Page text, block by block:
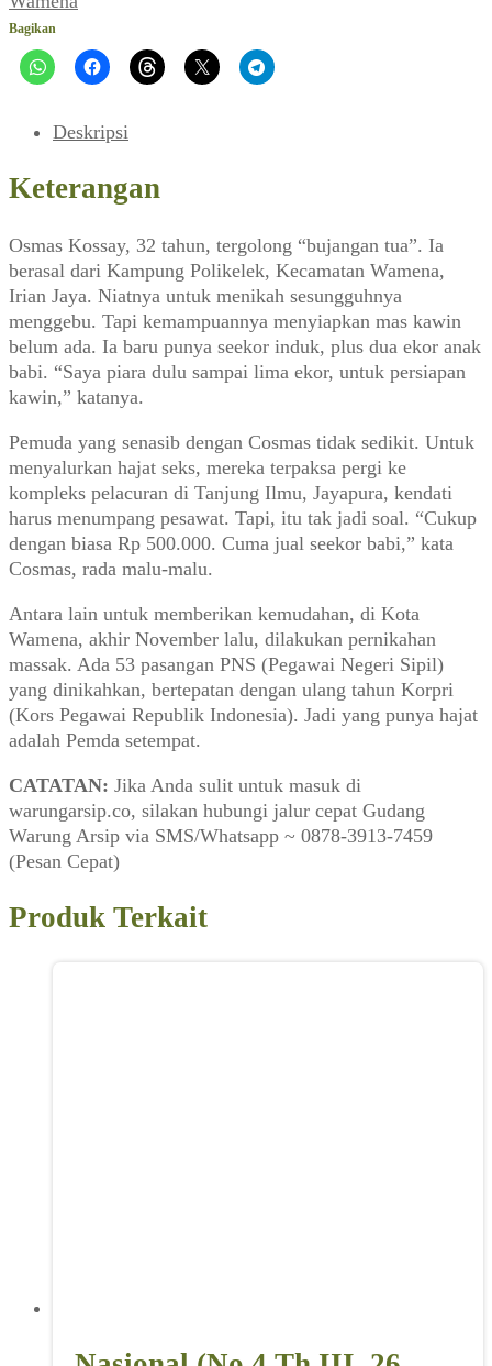
di
Papua
(GATRA_No.
1997)
Bagikan
Deskripsi
Keterangan
Osmas Kossay, 32 tahun, tergolong “bujangan tua”. Ia
berasal dari Kampung Polikelek, Kecamatan Wamena,
Irian Jaya. Niatnya untuk menikah sesungguhnya
menggebu. Tapi kemampuannya menyiapkan mas kawin
belum ada. Ia baru punya seekor induk, plus dua ekor anak
babi. “Saya piara dulu sampai lima ekor, untuk persiapan
kawin,” katanya.
Pemuda yang senasib dengan Cosmas tidak sedikit. Untuk
menyalurkan hajat seks, mereka terpaksa pergi ke
kompleks pelacuran di Tanjung Ilmu, Jayapura, kendati
harus menumpang pesawat. Tapi, itu tak jadi soal. “Cukup
dengan biasa Rp 500.000. Cuma jual seekor babi,” kata
Cosmas, rada malu-malu.
Antara lain untuk memberikan kemudahan, di Kota
Wamena, akhir November lalu, dilakukan pernikahan
massak. Ada 53 pasangan PNS (Pegawai Negeri Sipil)
yang dinikahkan, bertepatan dengan ulang tahun Korpri
(Kors Pegawai Republik Indonesia). Jadi yang punya hajat
adalah Pemda setempat.
CATATAN: Jika Anda sulit untuk masuk di
warungarsip.co, silakan hubungi jalur cepat Gudang
Warung Arsip via SMS/Whatsapp ~ 0878-3913-7459
(Pesan Cepat)
Produk Terkait